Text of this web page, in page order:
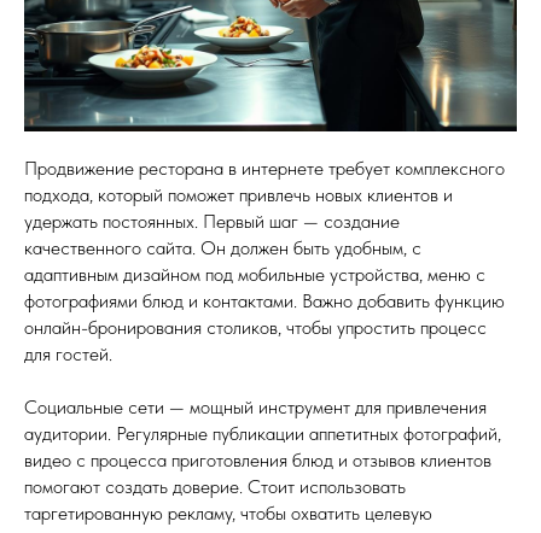
Продвижение ресторана в интернете требует комплексного
подхода, который поможет привлечь новых клиентов и
удержать постоянных. Первый шаг — создание
качественного сайта. Он должен быть удобным, с
адаптивным дизайном под мобильные устройства, меню с
фотографиями блюд и контактами. Важно добавить функцию
онлайн-бронирования столиков, чтобы упростить процесс
для гостей.
Социальные сети — мощный инструмент для привлечения
аудитории. Регулярные публикации аппетитных фотографий,
видео с процесса приготовления блюд и отзывов клиентов
помогают создать доверие. Стоит использовать
таргетированную рекламу, чтобы охватить целевую